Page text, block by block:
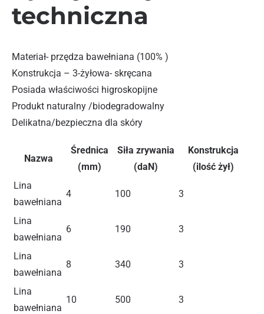
techniczna
Materiał- przędza bawełniana (100% )
Konstrukcja – 3-żyłowa- skręcana
Posiada właściwości higroskopijne
Produkt naturalny /biodegradowalny
Delikatna/bezpieczna dla skóry
Nazwa
Średnica
(mm)
Siła zrywania
(daN)
Konstrukcja
(ilość żył)
Lina
bawełniana
4 100 3
Lina
bawełniana
6 190 3
Lina
bawełniana
8 340 3
Lina
bawełniana
10 500 3